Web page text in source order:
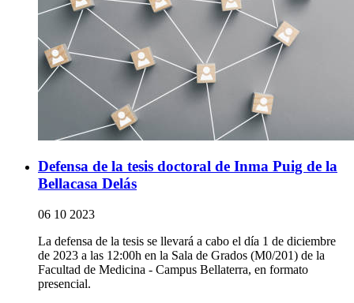
Defensa de la tesis doctoral de Inma Puig de la
Bellacasa Delás
06 10 2023
La defensa de la tesis se llevará a cabo el día 1 de diciembre
de 2023 a las 12:00h en la Sala de Grados (M0/201) de la
Facultad de Medicina - Campus Bellaterra, en formato
presencial.